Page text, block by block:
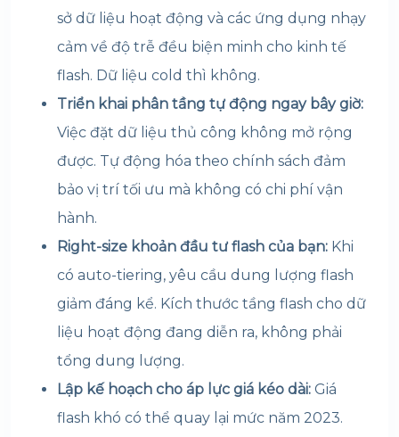
sở dữ liệu hoạt động và các ứng dụng nhạy
cảm về độ trễ đều biện minh cho kinh tế
flash. Dữ liệu cold thì không.
Triển khai phân tầng tự động ngay bây giờ:
Việc đặt dữ liệu thủ công không mở rộng
được. Tự động hóa theo chính sách đảm
bảo vị trí tối ưu mà không có chi phí vận
hành.
Right-size khoản đầu tư flash của bạn: Khi
có auto-tiering, yêu cầu dung lượng flash
giảm đáng kể. Kích thước tầng flash cho dữ
liệu hoạt động đang diễn ra, không phải
tổng dung lượng.
Lập kế hoạch cho áp lực giá kéo dài: Giá
flash khó có thể quay lại mức năm 2023.